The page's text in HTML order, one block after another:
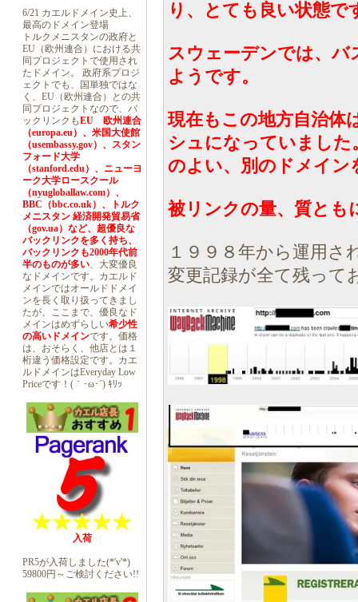
6/21 カエルドメイン史上、
最高のドメイン登場
トルクメニスタンの政府と
EU（欧州連合）における共
同プロジェクトで使用され
たドメイン。 政府系プロジ
ェクトでも、国単独ではな
く、EU（欧州連合）との共
同プロジェクトなので、バ
ックリンクもEU 欧州連合
（europa.eu）、米国大使館
（usembassy.gov）、スタン
フォード大学
（stanford.edu）、ニューヨ
ーク大学ロースクール
（nyugloballaw.com）、
BBC（bbc.co.uk）、トルク
メニスタン 経済開発貿易省
（gov.ua）など、超優良な
バックリンクを多く持ち、
バックリンクも2000年代前
半のものが多い、大変優良
なドメインです。カエルド
メインではオールドドメイ
ンを長く取り扱ってきまし
たが、ここまで、優良なド
メインはめずらしい希少性
の高いドメインです。価格
は、おそらく、他店とは１
桁違う価格設定です。カエ
ルドメインはEveryday Low
Priceです！(｀･ω･´) ｷﾘｯ
入荷
PR5が入荷しました(*'v'*)
59800円～ご検討ください!!
り、とても良い状態で
スウェーデンでは、バ
ようです。
現在もこの地方自治体
シュになっていました
のよい、別のドメイン
被リンクの量、質とも
１９９８年から運用さ
変更記録が全て残って